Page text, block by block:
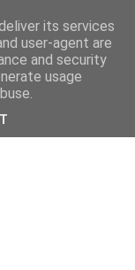
its services
user-agent are
and security
usage